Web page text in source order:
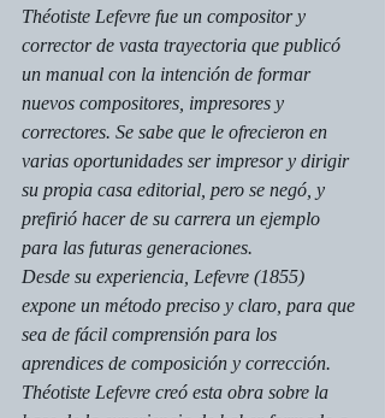
Théotiste Lefevre fue un compositor y
corrector de vasta trayectoria que publicó
un manual con la intención de formar
nuevos compositores, impresores y
correctores. Se sabe que le ofrecieron en
varias oportunidades ser impresor y dirigir
su propia casa editorial, pero se negó, y
prefirió hacer de su carrera un ejemplo
para las futuras generaciones.
Desde su experiencia, Lefevre (1855)
expone un método preciso y claro, para que
sea de fácil comprensión para los
aprendices de composición y corrección.
Théotiste Lefevre creó esta obra sobre la